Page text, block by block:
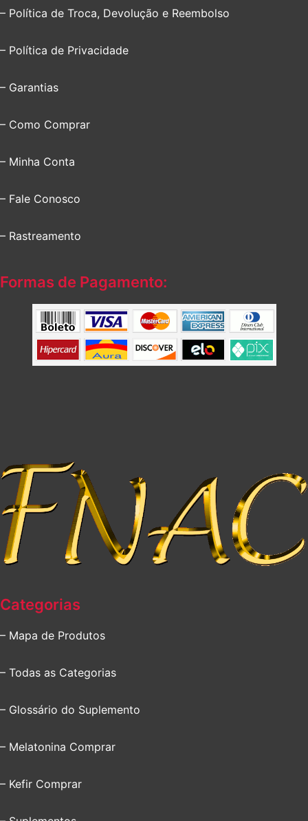
– Política de Troca, Devolução e Reembolso
– Política de Privacidade
– Garantias
– Como Comprar
– Minha Conta
– Fale Conosco
– Rastreamento
Formas de Pagamento:
Categorias
– Mapa de Produtos
– Todas as Categorias
– Glossário do Suplemento
– Melatonina Comprar
– Kefir Comprar